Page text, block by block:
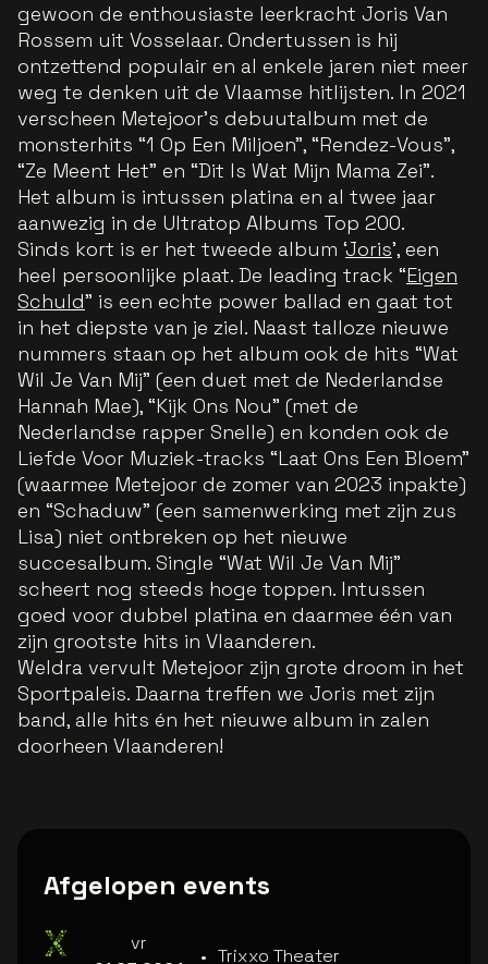
gewoon de enthousiaste leerkracht Joris Van
Rossem uit Vosselaar. Ondertussen is hij
ontzettend populair en al enkele jaren niet meer
weg te denken uit de Vlaamse hitlijsten. In 2021
verscheen Metejoor’s debuutalbum met de
monsterhits “1 Op Een Miljoen”, “Rendez-Vous”,
“Ze Meent Het” en “Dit Is Wat Mijn Mama Zei”.
Het album is intussen platina en al twee jaar
aanwezig in de Ultratop Albums Top 200.
Sinds kort is er het tweede album ‘Joris’, een
heel persoonlijke plaat. De leading track “Eigen
Schuld” is een echte power ballad en gaat tot
in het diepste van je ziel. Naast talloze nieuwe
nummers staan op het album ook de hits “Wat
Wil Je Van Mij” (een duet met de Nederlandse
Hannah Mae), “Kijk Ons Nou” (met de
Nederlandse rapper Snelle) en konden ook de
Liefde Voor Muziek-tracks “Laat Ons Een Bloem”
(waarmee Metejoor de zomer van 2023 inpakte)
en “Schaduw” (een samenwerking met zijn zus
Lisa) niet ontbreken op het nieuwe
succesalbum. Single “Wat Wil Je Van Mij”
scheert nog steeds hoge toppen. Intussen
goed voor dubbel platina en daarmee één van
zijn grootste hits in Vlaanderen.
Weldra vervult Metejoor zijn grote droom in het
Sportpaleis. Daarna treffen we Joris met zijn
band, alle hits én het nieuwe album in zalen
doorheen Vlaanderen!
Afgelopen events
vr
• Trixxo Theater